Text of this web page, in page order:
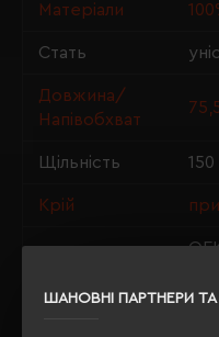
ШАНОВНІ ПАРТНЕРИ ТА
Матеріали
Стать
Довжина/
Напівобхват
Щільність
Крій